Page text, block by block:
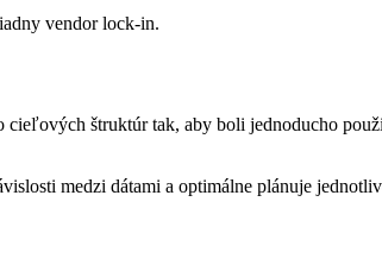
vendor lock-in.
štruktúr tak, aby boli jednoducho
medzi dátami a optimálne plánuje